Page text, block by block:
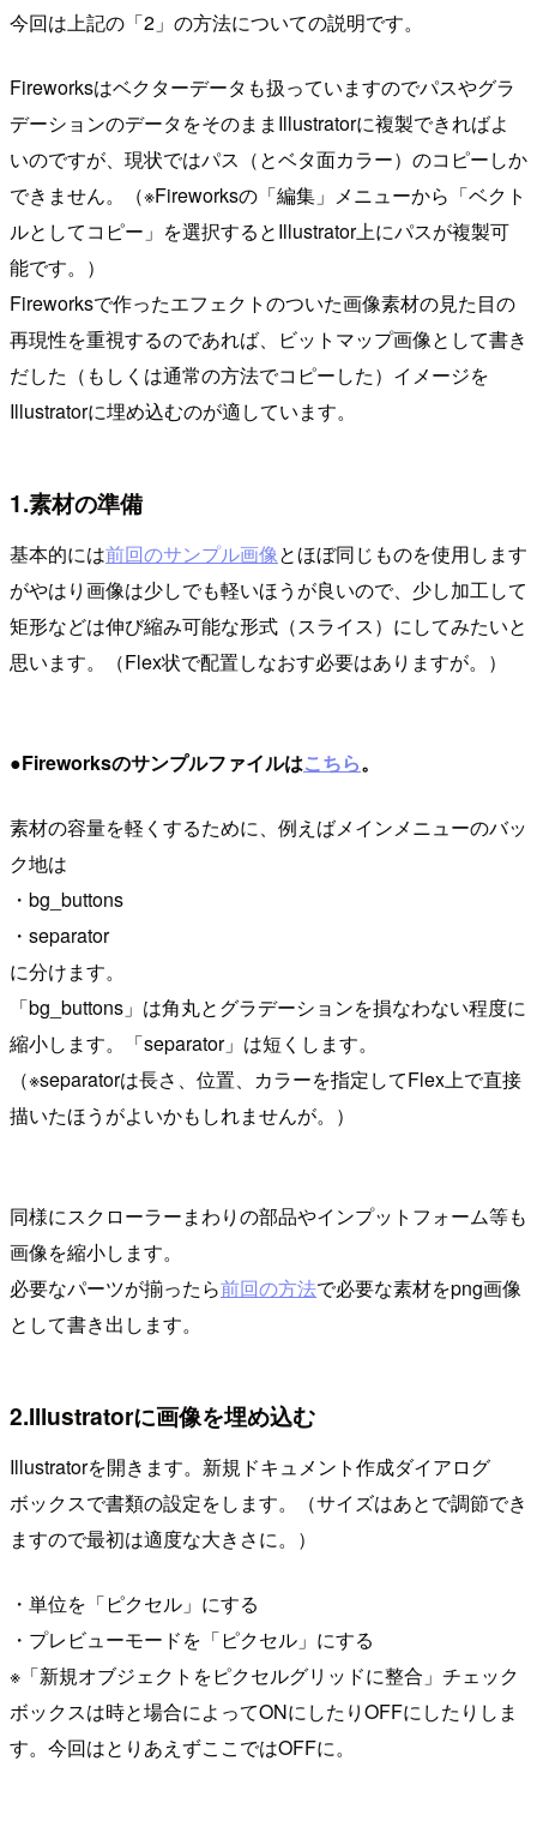
今回は上記の「2」の方法についての説明です。
Fireworksはベクターデータも扱っていますのでパスやグラ
デーションのデータをそのままIllustratorに複製できればよ
いのですが、現状ではパス（とベタ面カラー）のコピーしか
できません。（※Fireworksの「編集」メニューから「ベクト
ルとしてコピー」を選択するとIllustrator上にパスが複製可
能です。）
Fireworksで作ったエフェクトのついた画像素材の見た目の
再現性を重視するのであれば、ビットマップ画像として書き
だした（もしくは通常の方法でコピーした）イメージを
Illustratorに埋め込むのが適しています。
1.素材の準備
基本的には前回のサンプル画像とほぼ同じものを使用します
がやはり画像は少しでも軽いほうが良いので、少し加工して
矩形などは伸び縮み可能な形式（スライス）にしてみたいと
思います。（Flex状で配置しなおす必要はありますが。）
●Fireworksのサンプルファイルはこちら。
素材の容量を軽くするために、例えばメインメニューのバッ
ク地は
・bg_buttons
・separator
に分けます。
「bg_buttons」は角丸とグラデーションを損なわない程度に
縮小します。「separator」は短くします。
（※separatorは長さ、位置、カラーを指定してFlex上で直接
描いたほうがよいかもしれませんが。）
同様にスクローラーまわりの部品やインプットフォーム等も
画像を縮小します。
必要なパーツが揃ったら前回の方法で必要な素材をpng画像
として書き出します。
2.Illustratorに画像を埋め込む
Illustratorを開きます。新規ドキュメント作成ダイアログ
ボックスで書類の設定をします。（サイズはあとで調節でき
ますので最初は適度な大きさに。）
・単位を「ピクセル」にする
・プレビューモードを「ピクセル」にする
※「新規オブジェクトをピクセルグリッドに整合」チェック
ボックスは時と場合によってONにしたりOFFにしたりしま
す。今回はとりあえずここではOFFに。